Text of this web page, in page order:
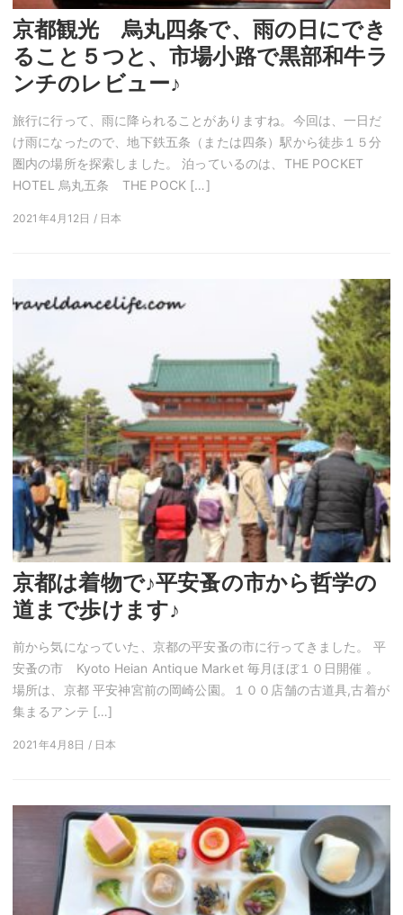
京都観光 烏丸四条で、雨の日にでき
ること５つと、市場小路で黒部和牛ラ
ンチのレビュー♪
旅行に行って、雨に降られることがありますね。今回は、一日だ
け雨になったので、地下鉄五条（または四条）駅から徒歩１５分
圏内の場所を探索しました。 泊っているのは、THE POCKET
HOTEL 烏丸五条 THE POCK […]
2021年4月12日 / 日本
京都は着物で♪平安蚤の市から哲学の
道まで歩けます♪
前から気になっていた、京都の平安蚤の市に行ってきました。 平
安蚤の市 Kyoto Heian Antique Market 毎月ほぼ１０日開催 。
場所は、京都 平安神宮前の岡崎公園。１００店舗の古道具,古着が
集まるアンテ […]
2021年4月8日 / 日本